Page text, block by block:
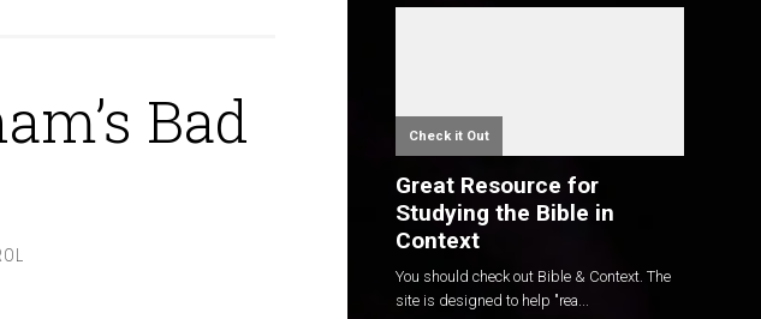
Bad
Check it Out
Great Resource for
Studying the Bible in
Context
You should check out Bible & Context. The
site is designed to help "rea...